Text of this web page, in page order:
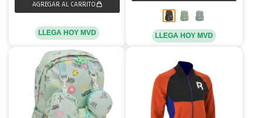
LLEGA HOY MVD LLEGA HOY MVD